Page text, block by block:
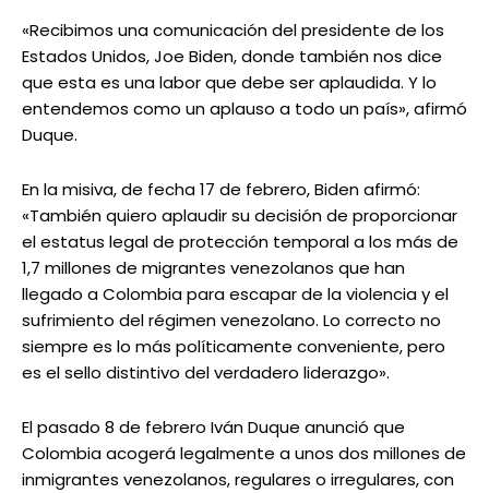
«Recibimos una comunicación del presidente de los
Estados Unidos, Joe Biden, donde también nos dice
que esta es una labor que debe ser aplaudida. Y lo
entendemos como un aplauso a todo un país», afirmó
Duque.
En la misiva, de fecha 17 de febrero, Biden afirmó:
«También quiero aplaudir su decisión de proporcionar
el estatus legal de protección temporal a los más de
1,7 millones de migrantes venezolanos que han
llegado a Colombia para escapar de la violencia y el
sufrimiento del régimen venezolano. Lo correcto no
siempre es lo más políticamente conveniente, pero
es el sello distintivo del verdadero liderazgo».
El pasado 8 de febrero Iván Duque anunció que
Colombia acogerá legalmente a unos dos millones de
inmigrantes venezolanos, regulares o irregulares, con